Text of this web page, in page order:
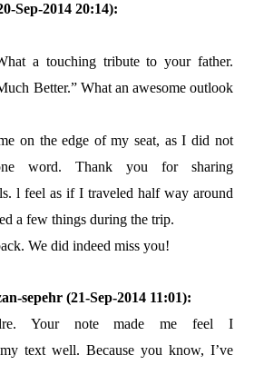
Sep-2014 20:14):
a touching tribute to your father.
Better.” What an awesome outlook
on the edge of my seat, as I did not
word. Thank you for sharing
l feel as if I traveled half way around
a few things during the trip.
We did indeed miss you!
sepehr (21-Sep-2014 11:01):
Your note made me feel I
text well. Because you know, I’ve